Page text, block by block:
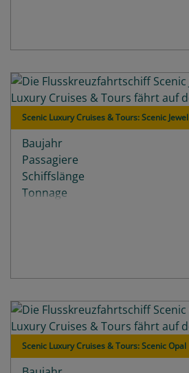
Scenic Luxury Cruises & Tours: Scenic Jewel
Baujahr
Passagiere
Schiffslänge
Tonnage
Scenic Luxury Cruises & Tours: Scenic Opal